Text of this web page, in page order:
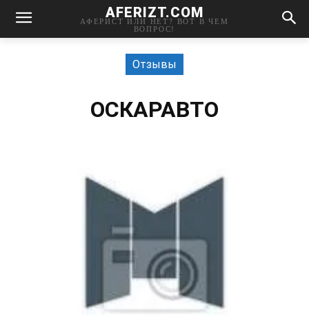
AFERIZT.COM
АФЕРИСТ ИЛИ НЕТ? ВОТ В ЧЕМ
ВОПРОС!
Отзывы
ОСКАРАВТО